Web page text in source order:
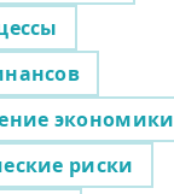
экономики
риски